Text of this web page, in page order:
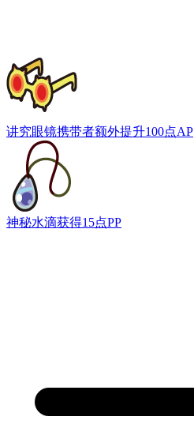
讲究眼镜携带者额外提升100点AP
神秘水滴获得15点PP